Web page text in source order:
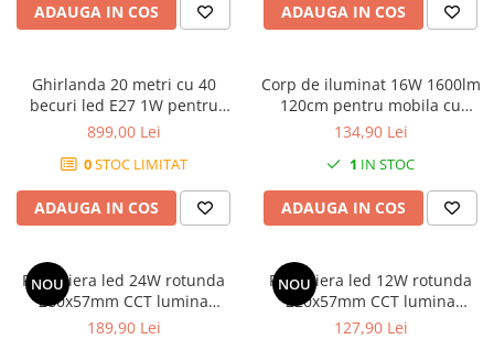
ADAUGA IN COS ADAUGA IN COS
Ghirlanda 20 metri cu 40
becuri led E27 1W pentru
exterior, cablu cauciuc IP44
899,00 Lei
0STOC LIMITAT
ADAUGA IN COS
Corp de iluminat 16W 1600lm
120cm pentru mobila cu
partea lumioasa reglabila
reglabil CCT
134,90 Lei
1 IN STOC
ADAUGA IN COS
NOU
Plafoniera led 24W rotunda
280x57mm CCT lumina
ajustabila calda (3000K
189,90 Lei
NOU
Plafoniera led 12W rotunda
220x57mm CCT lumina
ajustabila calda (3000K
127,90 Lei